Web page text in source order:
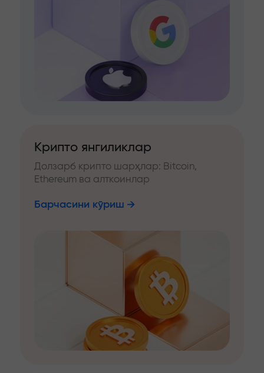
Крипто янгиликлар
Долзарб крипто шарҳлар: Bitcoin,
Ethereum ва алткоинлар
Барчасини кўриш